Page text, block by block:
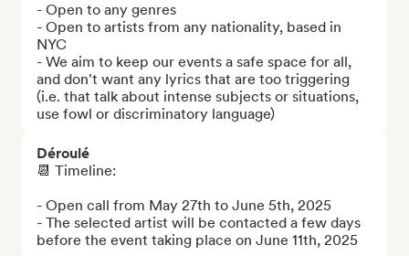
- Open to any genres
- Open to artists from any nationality, based in
NYC
- We aim to keep our events a safe space for all,
and don't want any lyrics that are too triggering
(i.e. that talk about intense subjects or situations,
use fowl or discriminatory language)
Déroulé
📆 Timeline:
- Open call from May 27th to June 5th, 2025
- The selected artist will be contacted a few days
before the event taking place on June 11th, 2025